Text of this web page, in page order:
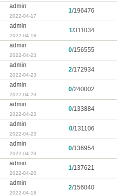
admin
2022-04-17
1/196476
admin
2022-04-18
1/311034
admin
2022-04-23
0/156555
admin
2022-04-23
2/172934
admin
2022-04-23
0/240002
admin
2022-04-23
0/133884
admin
2022-04-23
0/131106
admin
2022-04-23
0/136954
admin
2022-04-20
1/137621
admin
2022-04-18
2/156040